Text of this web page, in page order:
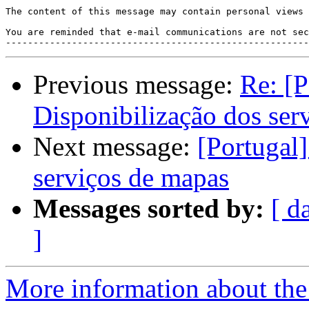
The content of this message may contain personal
You are reminded that e-mail communications are not
Previous message: Re:
Disponibilização dos
Next message:
serviços de mapas
Messages sorted by: [
]
More information about